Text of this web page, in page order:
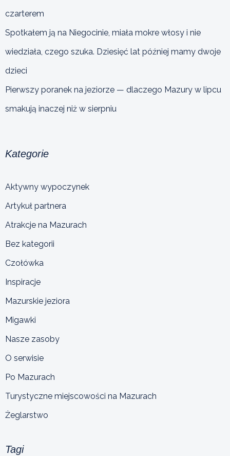
czarterem
Spotkałem ją na Niegocinie, miała mokre włosy i nie
wiedziała, czego szuka. Dziesięć lat później mamy dwoje
dzieci
Pierwszy poranek na jeziorze — dlaczego Mazury w lipcu
smakują inaczej niż w sierpniu
Kategorie
Aktywny wypoczynek
Artykuł partnera
Atrakcje na Mazurach
Bez kategorii
Czołówka
Inspiracje
Mazurskie jeziora
Migawki
Nasze zasoby
O serwisie
Po Mazurach
Turystyczne miejscowości na Mazurach
Żeglarstwo
Tagi